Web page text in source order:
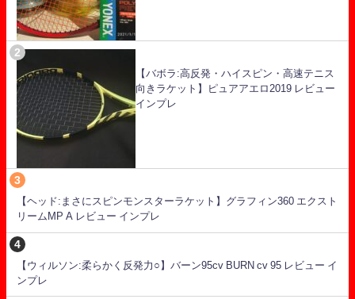
【バボラ:高反発・ハイスピン・高速テニス
向きラケット】ピュアアエロ2019 レビュー
インプレ
【ヘッド:まさにスピンモンスターラケット】グラフィン360 エクスト
リームMP A レビュー インプレ
【ウィルソン:柔らかく反発力○】バーン95cv BURN cv 95 レビュー イ
ンプレ